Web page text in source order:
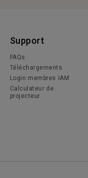
Support
FAQs
Téléchargements
Login membres IAM
Calculateur de
projecteur